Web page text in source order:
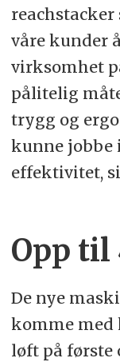
våre kunder
virksomhet
pålitelig
trygg og
kunne jobbe
effektivitet,
Opp til
De nye
komme med
løft på første